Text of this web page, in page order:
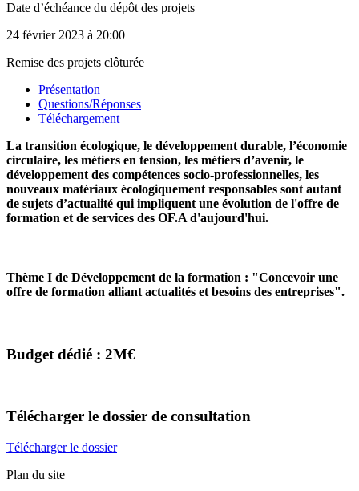
Date d’échéance du dépôt des projets
24 février 2023 à 20:00
Remise des projets clôturée
Présentation
Questions/Réponses
Téléchargement
La transition écologique, le développement durable, l’économie
circulaire, les métiers en tension, les métiers d’avenir, le
développement des compétences socio-professionnelles, les
nouveaux matériaux écologiquement responsables sont autant
de sujets d’actualité qui impliquent une évolution de l'offre de
formation et de services des OF.A d'aujourd'hui.
Thème I de Développement de la formation : "Concevoir une
offre de formation alliant actualités et besoins des entreprises".
Budget dédié : 2M€
Télécharger le dossier de consultation
Télécharger le dossier
Plan du site